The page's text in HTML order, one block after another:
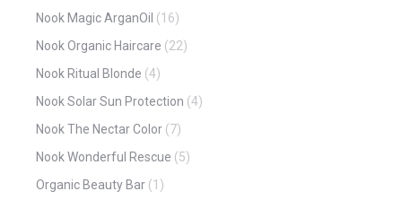
Nook Magic ArganOil (16)
Nook Organic Haircare (22)
Nook Ritual Blonde (4)
Nook Solar Sun Protection (4)
Nook The Nectar Color (7)
Nook Wonderful Rescue (5)
Organic Beauty Bar (1)